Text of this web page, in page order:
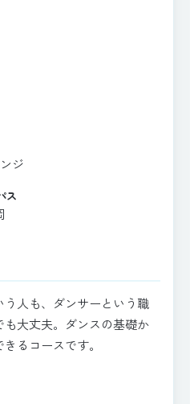
ジ
ス
人も、ダンサーという職
大丈夫。ダンスの基礎か
るコースです。